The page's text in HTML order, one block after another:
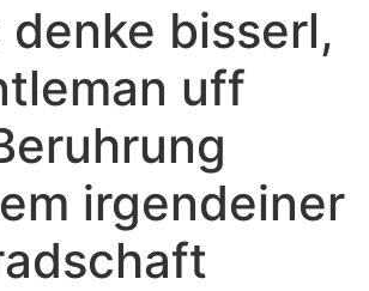
denke bisserl,
uff
irgendeiner